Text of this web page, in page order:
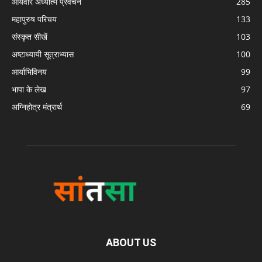
महापुरुष परिचय
133
संस्कृत सीखें
103
अष्टाध्यायी सूत्राभ्यास
100
आर्याभिविनय
99
भापा के लेख
97
अग्निहोत्र मंत्रार्थ
69
ABOUT US